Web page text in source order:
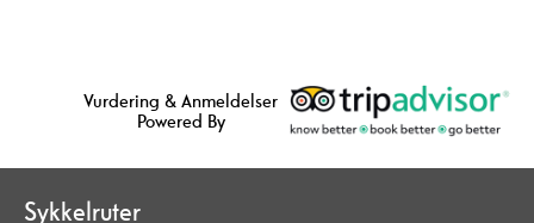
Vurdering & Anmeldelser
Powered By
Sykkelruter